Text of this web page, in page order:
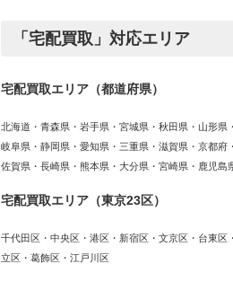
「宅配買取」対応エリア
宅配買取エリア（都道府県）
北海道・青森県・岩手県・宮城県・秋田県・山形
岐阜県・静岡県・愛知県・三重県・滋賀県・京都
佐賀県・長崎県・熊本県・大分県・宮崎県・鹿児島
宅配買取エリア（東京23区）
千代田区・中央区・港区・新宿区・文京区・台東
立区・葛飾区・江戸川区